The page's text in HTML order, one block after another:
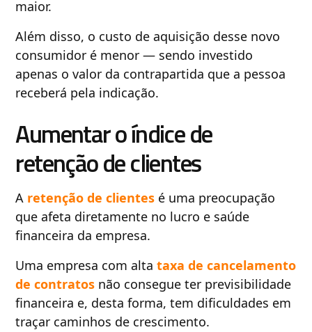
maior.
Além disso, o custo de aquisição desse novo
consumidor é menor — sendo investido
apenas o valor da contrapartida que a pessoa
receberá pela indicação.
Aumentar o índice de
retenção de clientes
A retenção de clientes é uma preocupação
que afeta diretamente no lucro e saúde
financeira da empresa.
Uma empresa com altataxa de cancelamento
de contratos não consegue ter previsibilidade
financeira e, desta forma, tem dificuldades em
traçar caminhos de crescimento.